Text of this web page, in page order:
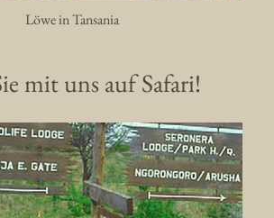
Löwe in Tansania
mit uns auf Safari!